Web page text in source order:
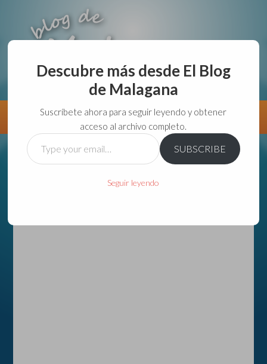
aunque lo haga de malas lo hago....
Información Directorio VivirGuadalajara
Descubre más desde El Blog
de Malagana
Suscríbete ahora para seguir leyendo y obtener
acceso al archivo completo.
Type
your
SUBSCRIBE
Seguir leyendo